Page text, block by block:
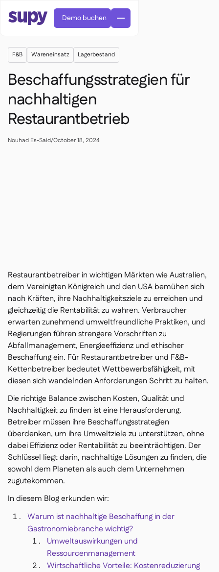
 Bestellungen & Anfragen
 Zentralküche
 Rezepte & Zubereitung
 Schwunderfassung
 Inventur
 Bestandstransfers
 Audit-Protokolle
Anomalieerkennung KI
(demnächst)
 Umsatzprognose-KI
 Interaktive Dashboards
 Tabellenberichte
 Offene API
 Delta Sharing
Kassensystem
 Buchhaltung
 ERP
 Aggregatoren
Partnerprogramm
 Fine Dining
Demo buchen
F&B Wareneinsatz Lagerbestand
Beschaffungsstrategien für
nachhaltigen
Restaurantbetrieb
Nouhad Es-Said/October 18, 2024
Restaurantbetreiber in wichtigen Märkten wie Australien,
dem Vereinigten Königreich und den USA bemühen sich
nach Kräften, ihre Nachhaltigkeitsziele zu erreichen und
gleichzeitig die Rentabilität zu wahren. Verbraucher
erwarten zunehmend umweltfreundliche Praktiken, und
Regierungen führen strengere Vorschriften zu
Abfallmanagement, Energieeffizienz und ethischer
Beschaffung ein. Für Restaurantbetreiber und F&B-
Kettenbetreiber bedeutet Wettbewerbsfähigkeit, mit
diesen sich wandelnden Anforderungen Schritt zu halten.
Die richtige Balance zwischen Kosten, Qualität und
Nachhaltigkeit zu finden ist eine Herausforderung.
Betreiber müssen ihre Beschaffungsstrategien
überdenken, um ihre Umweltziele zu unterstützen, ohne
dabei Effizienz oder Rentabilität zu beeinträchtigen. Der
Schlüssel liegt darin, nachhaltige Lösungen zu finden, die
sowohl dem Planeten als auch dem Unternehmen
zugutekommen.
In diesem Blog erkunden wir:
Warum ist nachhaltige Beschaffung in der
Gastronomiebranche wichtig?
Umweltauswirkungen und
Ressourcenmanagement
Wirtschaftliche Vorteile: Kostenreduzierung